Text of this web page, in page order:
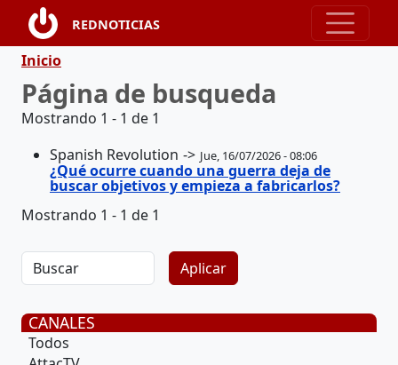
Pasar al contenido principal
REDNOTICIAS
Ruta de navegación
Inicio
Página de busqueda
Mostrando 1 - 1 de 1
Spanish Revolution
Jue, 16/07/2026 - 08:06
¿Qué ocurre cuando una guerra deja de
buscar objetivos y empieza a fabricarlos?
Mostrando 1 - 1 de 1
CANALES
Todos